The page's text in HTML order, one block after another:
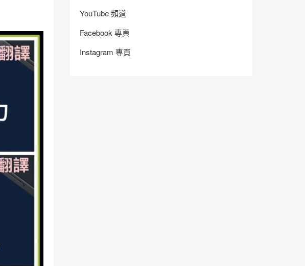
YouTube 頻道
Facebook 專頁
Instagram 專頁